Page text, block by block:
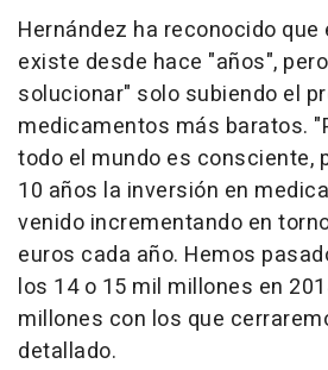
Hernández ha reconocido
existe desde hace "años",
solucionar" solo subiendo el
medicamentos más baratos.
todo el mundo es consciente,
10 años la inversión en
venido incrementando en
euros cada año. Hemos
los 14 o 15 mil millones en
millones con los que
detallado.